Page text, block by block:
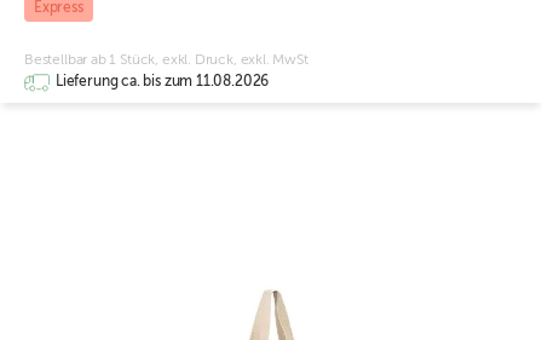
Express
Bestellbar ab 1 Stück, exkl. Druck, exkl. MwSt
Lieferung ca. bis zum 11.08.2026